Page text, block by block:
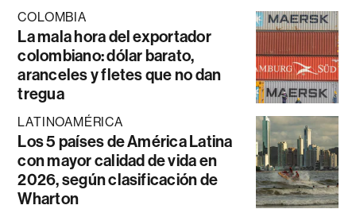
COLOMBIA
La mala hora del exportador
colombiano: dólar barato,
aranceles y fletes que no dan
tregua
LATINOAMÉRICA
Los 5 países de América Latina
con mayor calidad de vida en
2026, según clasificación de
Wharton